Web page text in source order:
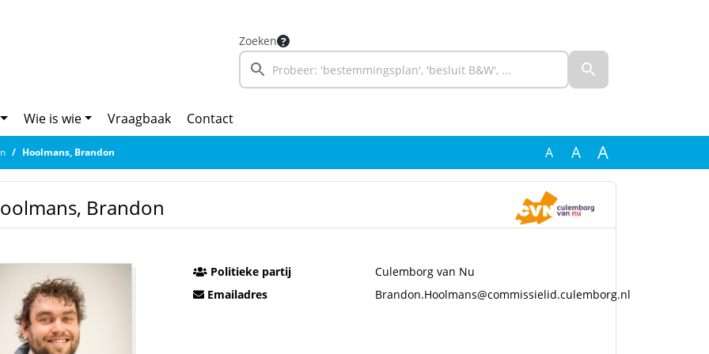
Zoeken
Wie is wie Vraagbaak Contact
Hoolmans, Brandon A A A
Brandon
Politieke partij
Culemborg van Nu
Emailadres
Brandon.Hoolmans@commissielid.culemborg.nl